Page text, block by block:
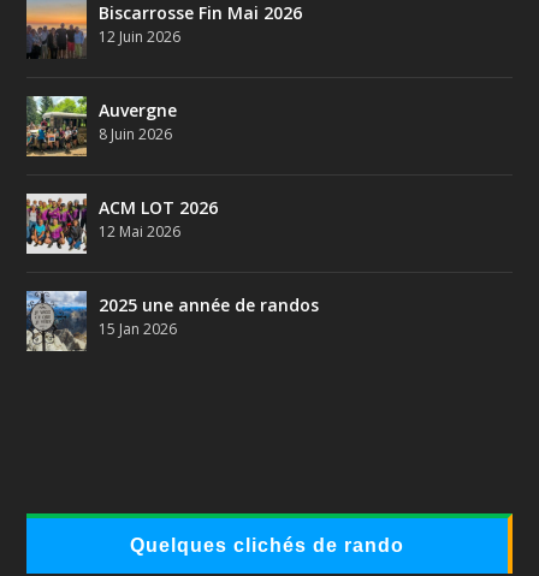
Biscarrosse Fin Mai 2026
12 Juin 2026
Auvergne
8 Juin 2026
ACM LOT 2026
12 Mai 2026
2025 une année de randos
15 Jan 2026
Quelques clichés de rando